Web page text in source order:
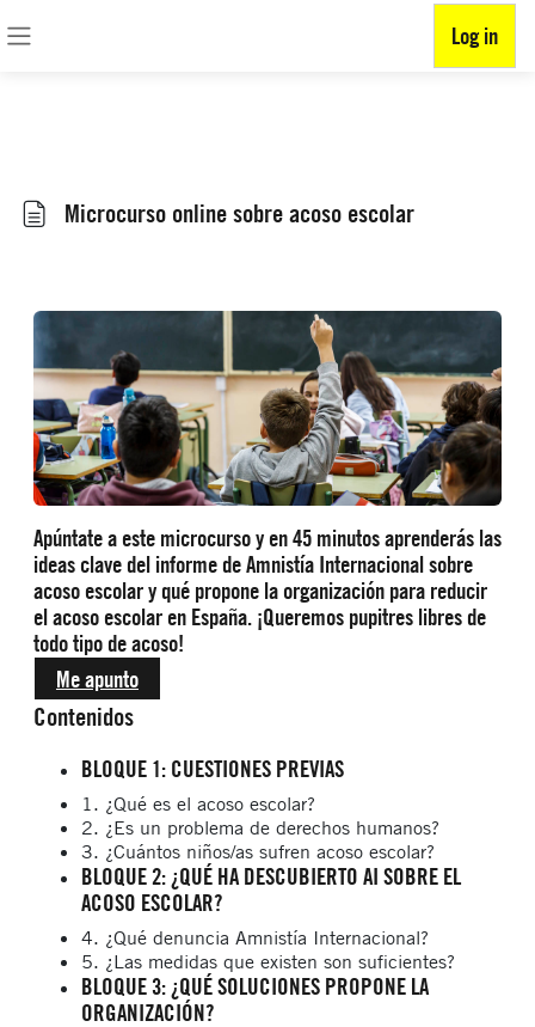
Skip to main content Log in
Microcurso online sobre acoso escolar
Apúntate a este microcurso y en 45 minutos aprenderás las
ideas clave del informe de Amnistía Internacional sobre
acoso escolar y qué propone la organización para reducir
el acoso escolar en España. ¡Queremos pupitres libres de
todo tipo de acoso!
Me apunto
Contenidos
BLOQUE 1: CUESTIONES PREVIAS
1. ¿Qué es el acoso escolar?
2. ¿Es un problema de derechos humanos?
3. ¿Cuántos niños/as sufren acoso escolar?
BLOQUE 2: ¿QUÉ HA DESCUBIERTO AI SOBRE EL
ACOSO ESCOLAR?
4. ¿Qué denuncia Amnistía Internacional?
5. ¿Las medidas que existen son suficientes?
BLOQUE 3: ¿QUÉ SOLUCIONES PROPONE LA
ORGANIZACIÓN?